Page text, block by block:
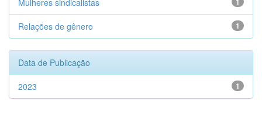
Mulheres sindicalistas
1
Relações de gênero
Data de Publicação
1
2023